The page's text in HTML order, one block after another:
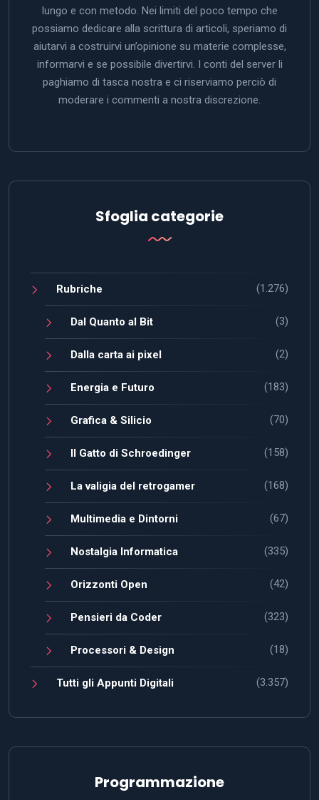
lungo e con metodo. Nei limiti del poco tempo che
possiamo dedicare alla scrittura di articoli, speriamo di
aiutarvi a costruirvi un’opinione su materie complesse,
informarvi e se possibile divertirvi. I conti del server li
paghiamo di tasca nostra e ci riserviamo perciò di
moderare i commenti a nostra discrezione.
Sfoglia categorie
Rubriche (1.276)
Dal Quanto al Bit (3)
Dalla carta ai pixel (2)
Energia e Futuro (183)
Grafica & Silicio (70)
Il Gatto di Schroedinger (158)
La valigia del retrogamer (168)
Multimedia e Dintorni (67)
Nostalgia Informatica (335)
Orizzonti Open (42)
Pensieri da Coder (323)
Processori & Design (18)
Tutti gli Appunti Digitali (3.357)
Programmazione